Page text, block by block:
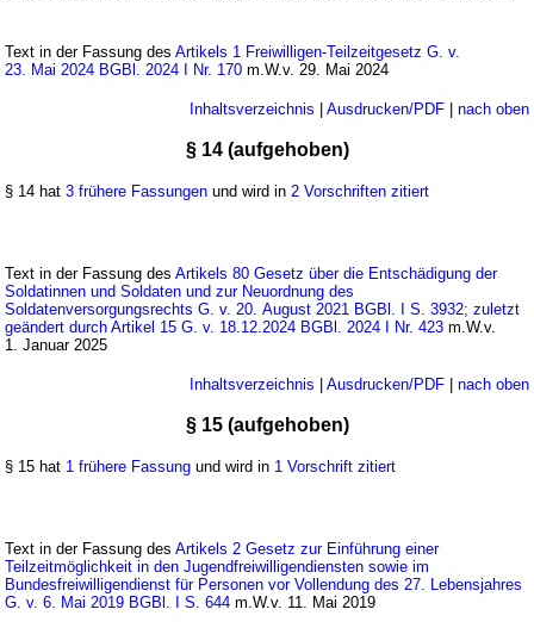
Text in der Fassung desArtikels 1 Freiwilligen-Teilzeitgesetz G. v.
23. Mai 2024 BGBl. 2024 I Nr. 170 m.W.v. 29. Mai 2024
Inhaltsverzeichnis | Ausdrucken/PDF| nach oben
§ 14 (aufgehoben)
§ 14 hat3 frühere Fassungen und wird in 2 Vorschriften zitiert
Text in der Fassung desArtikels 80 Gesetz über die Entschädigung der
Soldatinnen und Soldaten und zur Neuordnung des
Soldatenversorgungsrechts G. v. 20. August 2021 BGBl. I S. 3932; zuletzt
geändert durch Artikel 15 G. v. 18.12.2024 BGBl. 2024 I Nr. 423 m.W.v.
1. Januar 2025
Inhaltsverzeichnis | Ausdrucken/PDF| nach oben
§ 15 (aufgehoben)
§ 15 hat 1 frühere Fassung und wird in 1 Vorschrift zitiert
Text in der Fassung desArtikels 2 Gesetz zur Einführung einer
Teilzeitmöglichkeit in den Jugendfreiwilligendiensten sowie im
Bundesfreiwilligendienst für Personen vor Vollendung des 27. Lebensjahres
G. v. 6. Mai 2019 BGBl. I S. 644 m.W.v. 11. Mai 2019